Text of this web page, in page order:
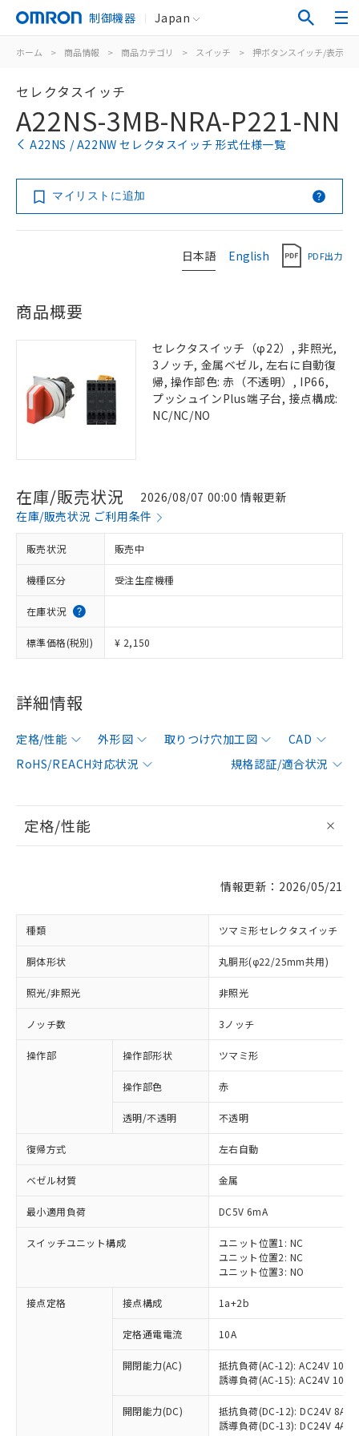
制御機器 Japan
ホーム > 商品情報 > 商品カテゴリ > スイッチ > 押ボタンスイッチ/表示灯
セレクタスイッチ
A22NS-3MB-NRA-P221-NN
A22NS / A22NW セレクタスイッチ 形式仕様一覧
マイリストに追加
日本語 English PDF出力
商品概要
セレクタスイッチ（φ22）, 非照光,
3ノッチ, 金属ベゼル, 左右に自動復
帰, 操作部色: 赤（不透明）, IP66,
プッシュインPlus端子台, 接点構成:
NC/NC/NO
在庫/販売状況
2026/08/07 00:00 情報更新
在庫/販売状況 ご利用条件
販売状況 販売中
機種区分 受注生産機種
在庫状況
標準価格(税別) ¥ 2,150
詳細情報
定格/性能 外形図 取りつけ穴加工図
CAD
RoHS/REACH対応状況
規格認証/適合状況
定格/性能
情報更新：2026/05/21
種類 ツマミ形セレクタスイッチ
胴体形状 丸胴形(φ22/25mm共用)
照光/非照光 非照光
ノッチ数 3ノッチ
操作部 操作部形状 ツマミ形
操作部色 赤
透明/不透明 不透明
復帰方式 左右自動
ベゼル材質 金属
最小適用負荷 DC5V 6mA
スイッチユニット構成
ユニット位置1: NC
ユニット位置2: NC
ユニット位置3: NO
接点定格 接点構成 1a+2b
定格通電電流 10A
開閉能力(AC)
抵抗負荷(AC-12): AC24V 10A/
誘導負荷(AC-15): AC24V
開閉能力(DC)
抵抗負荷(DC-12): DC24V 8A/
誘導負荷(DC-13): DC24V 4A/
ご利用条件
対応済み：EU RoHS指令（10物質）の
非含有に対応した製品が提供可能な商品で
有に対応した製品に切り替える予定のある